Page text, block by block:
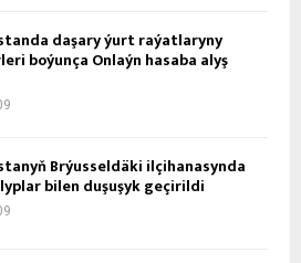
daşary ýurt raýatlaryny
boýunça Onlaýn hasaba alyş
Brýusseldäki ilçihanasynda
bilen duşuşyk geçirildi